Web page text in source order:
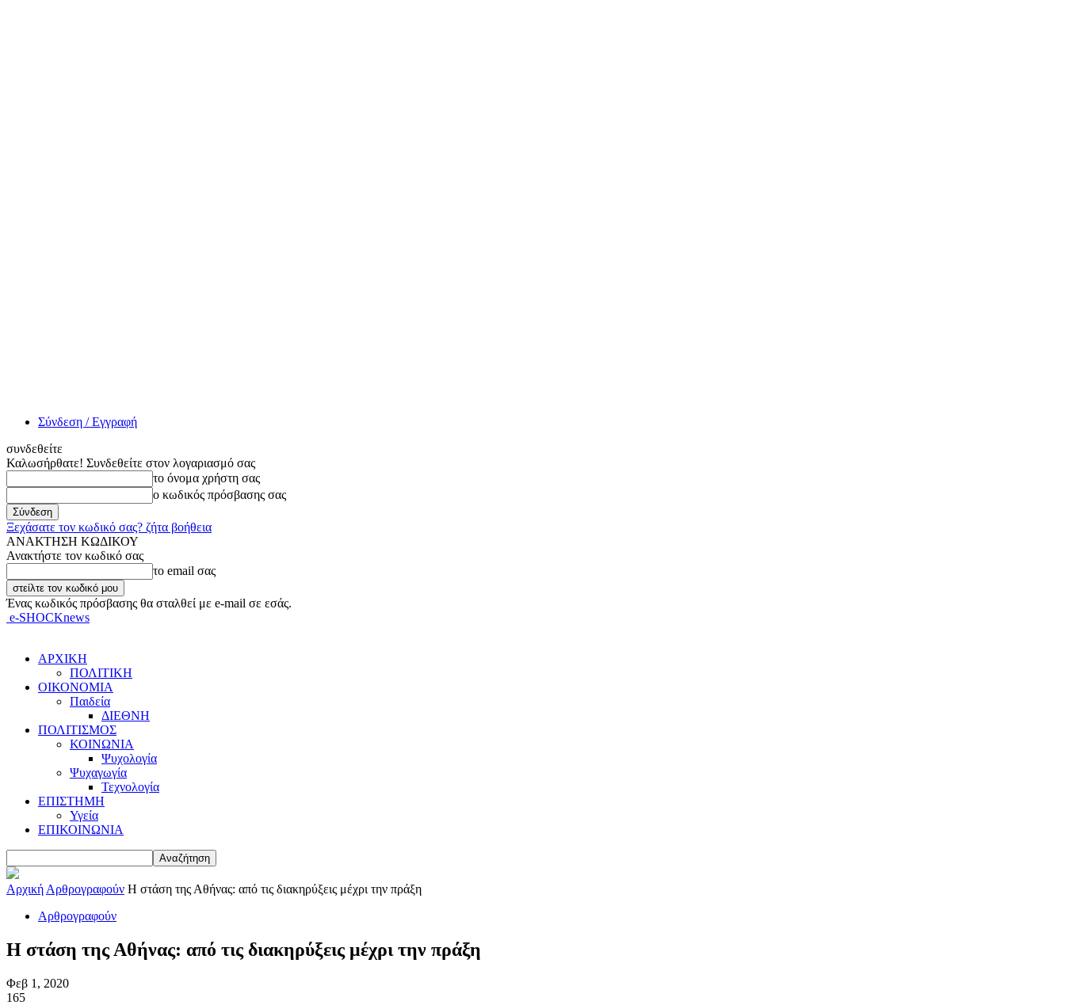
Σύνδεση / Εγγραφή
συνδεθείτε
Καλωσήρθατε! Συνδεθείτε στον λογαριασμό σας
το όνομα χρήστη σας
ο κωδικός πρόσβασης σας
Ξεχάσατε τον κωδικό σας? ζήτα βοήθεια
ΑΝΑΚΤΗΣΗ ΚΩΔΙΚΟΥ
Ανακτήστε τον κωδικό σας
το email σας
Ένας κωδικός πρόσβασης θα σταλθεί με e-mail σε εσάς.
e-SHOCKnews
ΑΡΧΙΚΗ
ΠΟΛΙΤΙΚΗ
ΟΙΚΟΝΟΜΙΑ
Παιδεία
ΔΙΕΘΝΗ
ΠΟΛΙΤΙΣΜΟΣ
ΚΟΙΝΩΝΙΑ
Ψυχολογία
Ψυχαγωγία
Τεχνολογία
ΕΠΙΣΤΗΜΗ
Υγεία
ΕΠΙΚΟΙΝΩΝΙΑ
Αρχική Αρθρογραφούν Η στάση της Αθήνας: από τις διακηρύξεις μέχρι την πράξη
Αρθρογραφούν
Η στάση της Αθήνας: από τις διακηρύξεις μέχρι την πράξη
Φεβ 1, 2020
165